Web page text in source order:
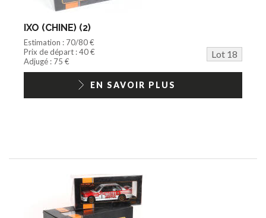
IXO (CHINE) (2)
Estimation : 70/80 €
Prix de départ : 40 €
Lot 18
Adjugé : 75 €
EN SAVOIR PLUS